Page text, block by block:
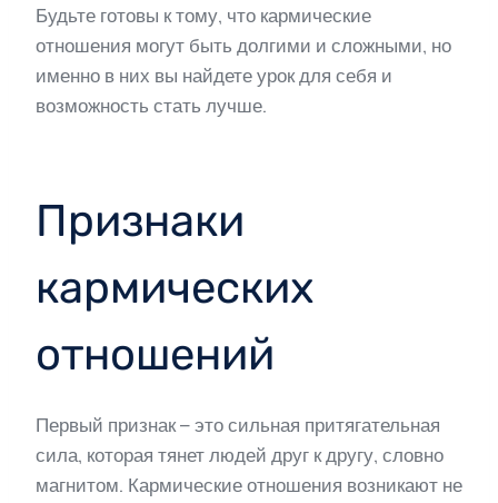
Будьте готовы к тому, что кармические
отношения могут быть долгими и сложными, но
именно в них вы найдете урок для себя и
возможность стать лучше.
Признаки
кармических
отношений
Первый признак – это сильная притягательная
сила, которая тянет людей друг к другу, словно
магнитом. Кармические отношения возникают не